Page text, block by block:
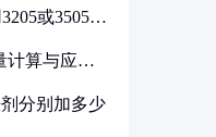
或3505代
计算与应用
分别加多少